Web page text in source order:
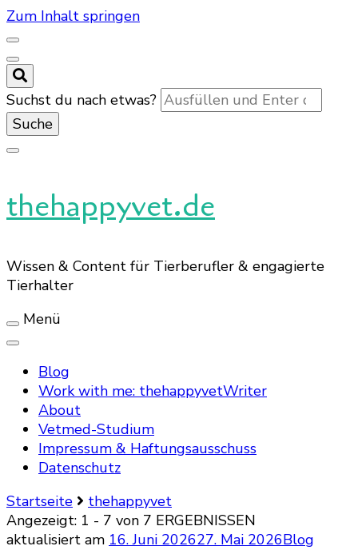
Zum Inhalt springen
Suchst du nach etwas?
thehappyvet.de
Wissen & Content für Tierberufler & engagierte
Tierhalter
Menü
Blog
Work with me: thehappyvetWriter
About
Vetmed-Studium
Impressum & Haftungsausschuss
Datenschutz
Startseite
thehappyvet
Angezeigt: 1 - 7 von 7 ERGEBNISSEN
aktualisiert am 16. Juni 202627. Mai 2026Blog